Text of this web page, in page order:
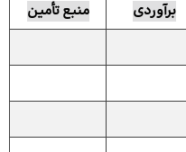
برآوردی
منبع تأمین